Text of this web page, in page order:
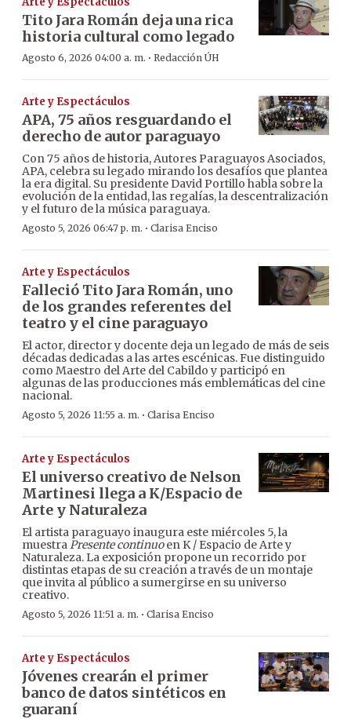
Tito Jara Román deja una rica
historia cultural como legado
Agosto 6, 2026 04:00 a. m. · Redacción ÚH
Arte y Espectáculos
APA, 75 años resguardando el
derecho de autor paraguayo
Con 75 años de historia, Autores Paraguayos Asociados,
APA, celebra su legado mirando los desafíos que plantea
la era digital. Su presidente David Portillo habla sobre la
evolución de la entidad, las regalías, la descentralización
y el futuro de la música paraguaya.
Agosto 5, 2026 06:47 p. m. · Clarisa Enciso
Arte y Espectáculos
Falleció Tito Jara Román, uno
de los grandes referentes del
teatro y el cine paraguayo
El actor, director y docente deja un legado de más de seis
décadas dedicadas a las artes escénicas. Fue distinguido
como Maestro del Arte del Cabildo y participó en
algunas de las producciones más emblemáticas del cine
nacional.
Agosto 5, 2026 11:55 a. m. · Clarisa Enciso
Arte y Espectáculos
El universo creativo de Nelson
Martinesi llega a K/Espacio de
Arte y Naturaleza
El artista paraguayo inaugura este miércoles 5, la
muestraPresente continuoen K / Espacio de Arte y
Naturaleza. La exposición propone un recorrido por
distintas etapas de su creación a través de un montaje
que invita al público a sumergirse en su universo
creativo.
Agosto 5, 2026 11:51 a. m. · Clarisa Enciso
Arte y Espectáculos
Jóvenes crearán el primer
banco de datos sintéticos en
guaraní